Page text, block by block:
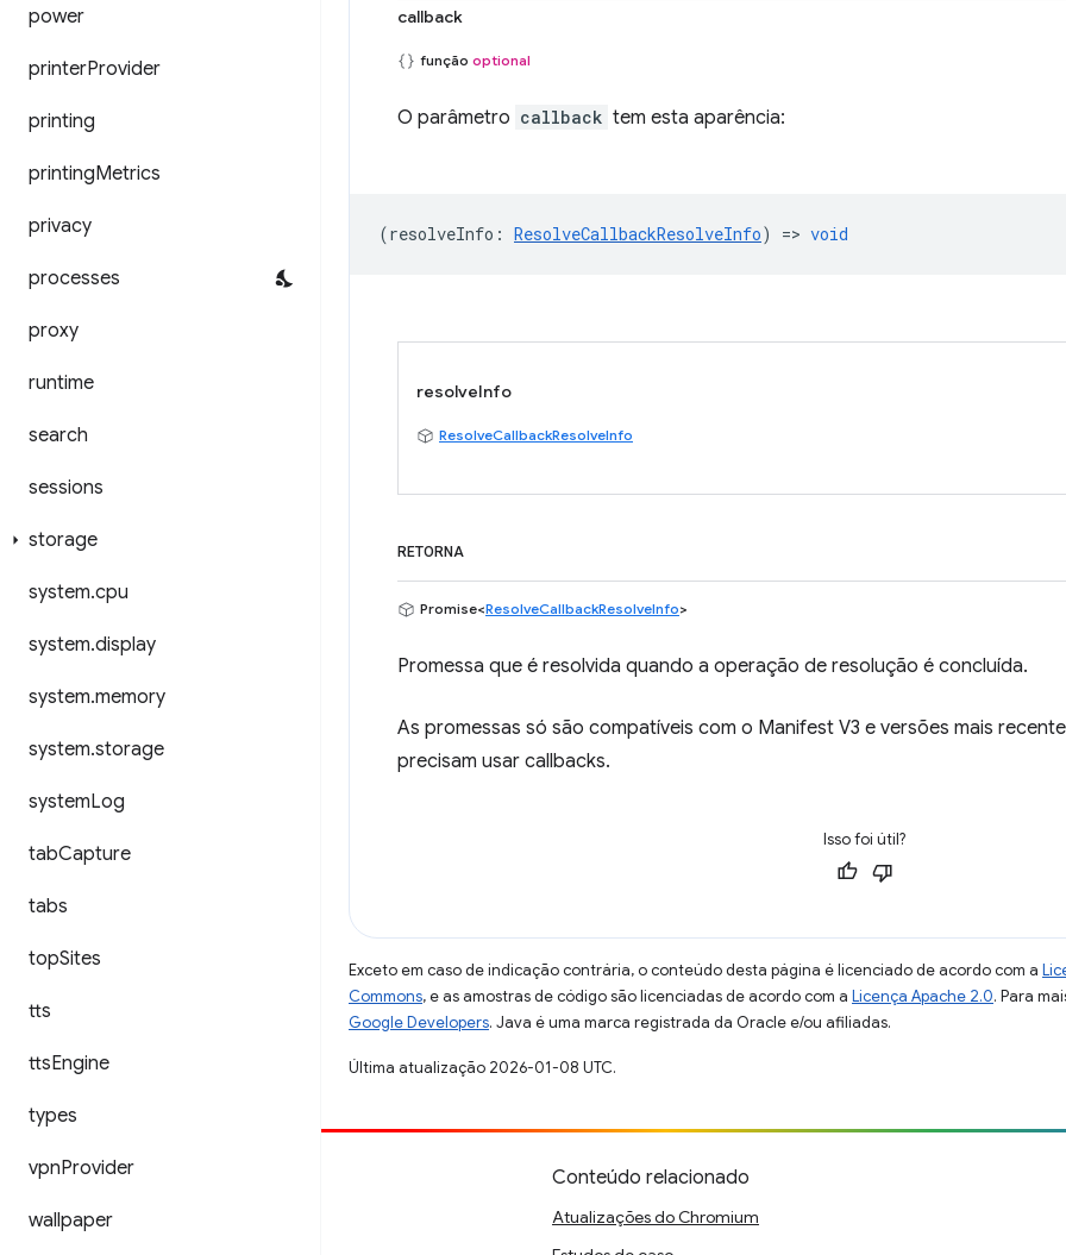
power
printerProvider
printing
printingMetrics
privacy
processes
proxy
runtime
search
sessions
storage
system.cpu
system.display
system.memory
system.storage
systemLog
tabCapture
tabs
topSites
tts
ttsEngine
types
vpnProvider
wallpaper
callback
função optional
O parâmetro callback tem esta aparência:
(resolveInfo : ResolveCallbackResolveInfo) => void
resolveInfo
ResolveCallbackResolveInfo
RETORNA
Promise<ResolveCallbackResolveInfo>
Promessa que é resolvida quando a operação de resolução é concluída.
As promessas só são compatíveis com o Manifest V3 e versões mais
precisam usar callbacks.
Isso foi útil?
Exceto em caso de indicação contrária, o conteúdo desta página é licenciado de acordo com a
Commons, e as amostras de código são licenciadas de acordo com a Licença Apache 2.0. Para
Google Developers. Java é uma marca registrada da Oracle e/ou afiliadas.
Última atualização 2026-01-08 UTC.
Contribuir
Registre um bug
Conteúdo relacionado
Atualizações do Chromium